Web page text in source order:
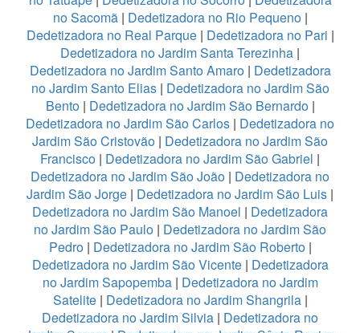
no Sacomã| Dedetizadora no Rio Pequeno|
Dedetizadora no Real Parque| Dedetizadora no Pari |
Dedetizadora no Jardim Santa Terezinha |
Dedetizadora no Jardim Santo Amaro| Dedetizadora
no Jardim Santo Elias| Dedetizadora no Jardim São
Bento| Dedetizadora no Jardim São Bernardo|
Dedetizadora no Jardim São Carlos | Dedetizadora no
Jardim São Cristovão | Dedetizadora no Jardim São
Francisco | Dedetizadora no Jardim São Gabriel |
Dedetizadora no Jardim São João | Dedetizadora no
Jardim São Jorge | Dedetizadora no Jardim São Luis |
Dedetizadora no Jardim São Manoel | Dedetizadora
no Jardim São Paulo | Dedetizadora no Jardim São
Pedro| Dedetizadora no Jardim São Roberto|
Dedetizadora no Jardim São Vicente| Dedetizadora
no Jardim Sapopemba| Dedetizadora no Jardim
Satelite| Dedetizadora no Jardim Shangrila|
Dedetizadora no Jardim Silvia | Dedetizadora no